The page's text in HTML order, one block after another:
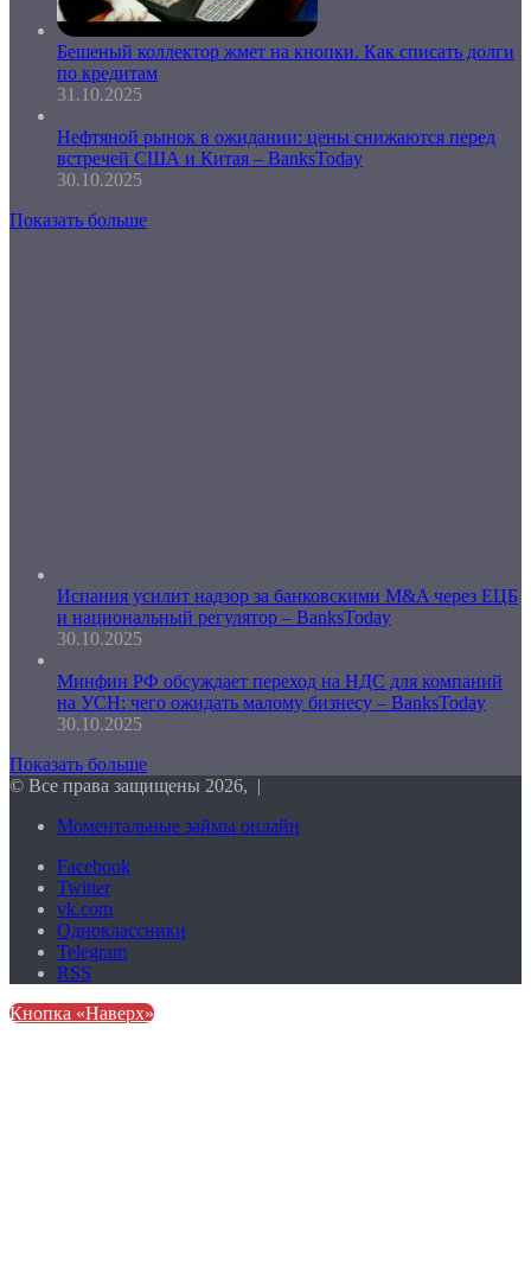
Бешеный коллектор жмет на кнопки. Как списать долги
по кредитам
31.10.2025
Нефтяной рынок в ожидании: цены снижаются перед
встречей США и Китая – BanksToday
30.10.2025
Показать больше
Испания усилит надзор за банковскими M&A через ЕЦБ
и национальный регулятор – BanksToday
30.10.2025
Минфин РФ обсуждает переход на НДС для компаний
на УСН: чего ожидать малому бизнесу – BanksToday
30.10.2025
Показать больше
© Все права защищены 2026, |
Моментальные займы онлайн
Facebook
Twitter
vk.com
Одноклассники
Telegram
RSS
Кнопка «Наверх»